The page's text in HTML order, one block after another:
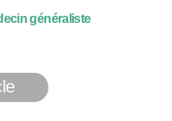
généraliste